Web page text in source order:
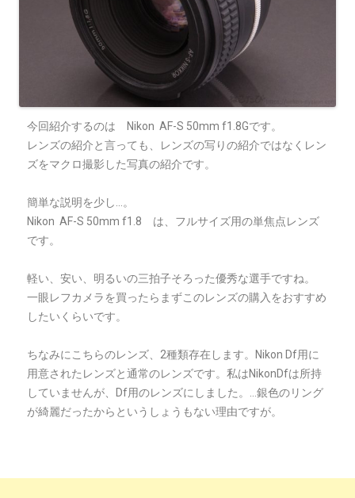
今回紹介するのは Nikon AF-S 50mm f1.8Gです。
レンズの紹介と言っても、レンズの写りの紹介ではなくレン
ズをマクロ撮影した写真の紹介です。
簡単な説明を少し…。
Nikon AF-S 50mm f1.8 は、フルサイズ用の単焦点レンズ
です。
軽い、安い、明るいの三拍子そろった優秀な選手ですね。
一眼レフカメラを買ったらまずこのレンズの購入をおすすめ
したいくらいです。
ちなみにこちらのレンズ、2種類存在します。Nikon Df用に
用意されたレンズと通常のレンズです。私はNikonDfは所持
していませんが、Df用のレンズにしました。…銀色のリング
が綺麗だったからというしょうもない理由ですが。